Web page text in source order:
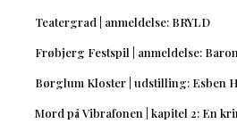
Teatergrad | anmeldelse: BRYLD
Frøbjerg Festspil | anmeldelse:
Børglum Kloster | udstilling: Esben
Mord på Vibrafonen | kapitel 2: En